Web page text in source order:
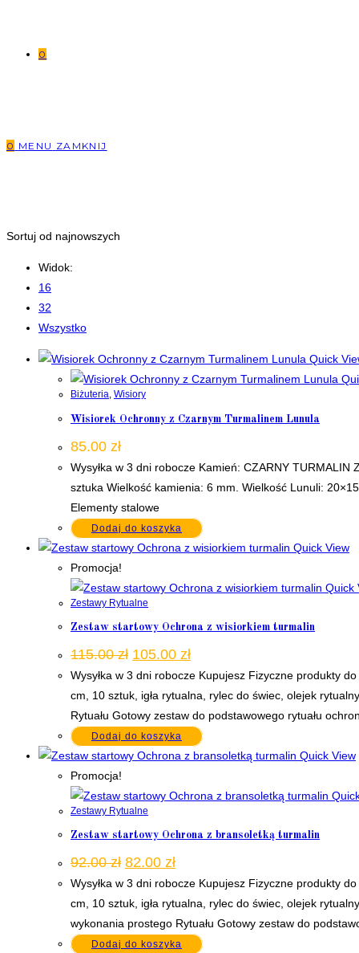
0
0 MENU ZAMKNIJ
Sortuj od najnowszych
Widok:
16
32
Wszystko
Quick
Biżuteria, Wisiory
Wisiorek Ochronny z Czarnym Turmalinem Lunula
85.00 zł
Wysyłka w 3 dni robocze Kamień: CZARNY
sztuka Wielkość kamienia: 6 mm. Wielkość Lunuli:
Elementy stalowe
Dodaj do koszyka
Quick View
Promocja!
Quick
Zestawy Rytualne
Zestaw startowy Ochrona z wisiorkiem turmalin
115.00zł Pierwotna
cena
wynosiła:
115.00 zł.
105.00 złAktualna
cena
wynosi:
105.00 zł.
Wysyłka w 3 dni robocze Kupujesz Fizyczne produkty
cm, 10 sztuk, igła rytualna, rylec do świec, olejek
Rytuału Gotowy zestaw do podstawowego rytuału
Dodaj do koszyka
Quick View
Promocja!
Zestawy Rytualne
Zestaw startowy Ochrona z bransoletką turmalin
92.00zł Pierwotna
wynosiła:
92.00 zł.
82.00 złAktualna
wynosi:
82.00 zł.
Wysyłka w 3 dni robocze Kupujesz Fizyczne produkty
cm, 10 sztuk, igła rytualna, rylec do świec, olejek
wykonania prostego Rytuału Gotowy zestaw do
Dodaj do koszyka